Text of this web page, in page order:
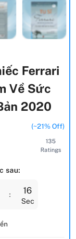
Ferrari
Về Sức
2020
(~21% Off)
135
Ratings
sau:
14
Sec